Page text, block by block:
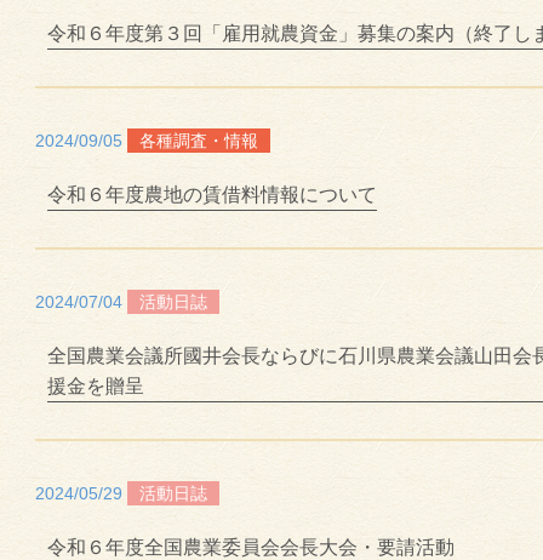
令和６年度第３回「雇用就農資金」募集の案内（終了し
2024/09/05 各種調査・情報
令和６年度農地の賃借料情報について
2024/07/04 活動日誌
全国農業会議所國井会長ならびに石川県農業会議山田会
援金を贈呈
2024/05/29 活動日誌
令和６年度全国農業委員会会長大会・要請活動